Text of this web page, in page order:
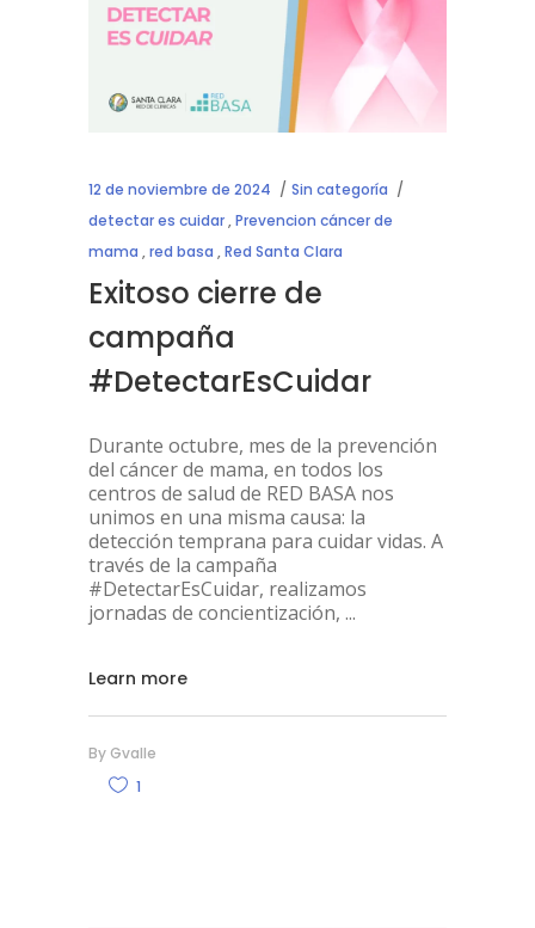
12 de noviembre de 2024
Sin categoría
detectar es cuidar,Prevencion cáncer de
mama ,red basa ,Red Santa Clara
Exitoso cierre de
campaña
#DetectarEsCuidar
Durante octubre, mes de la prevención
del cáncer de mama, en todos los
centros de salud de RED BASA nos
unimos en una misma causa: la
detección temprana para cuidar vidas. A
través de la campaña
#DetectarEsCuidar, realizamos
jornadas de concientización,
Learn more
By Gvalle
1